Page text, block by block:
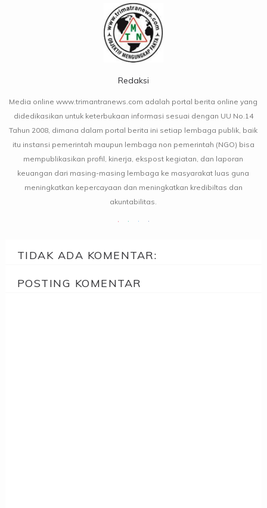
Redaksi
Media online www.trimantranews.com adalah portal berita online yang
didedikasikan untuk keterbukaan informasi sesuai dengan UU No.14
Tahun 2008, dimana dalam portal berita ini setiap lembaga publik, baik
itu instansi pemerintah maupun lembaga non pemerintah (NGO) bisa
mempublikasikan profil, kinerja, ekspost kegiatan, dan laporan
keuangan dari masing-masing lembaga ke masyarakat luas guna
meningkatkan kepercayaan dan meningkatkan kredibiltas dan
akuntabilitas.
TIDAK ADA KOMENTAR:
POSTING KOMENTAR